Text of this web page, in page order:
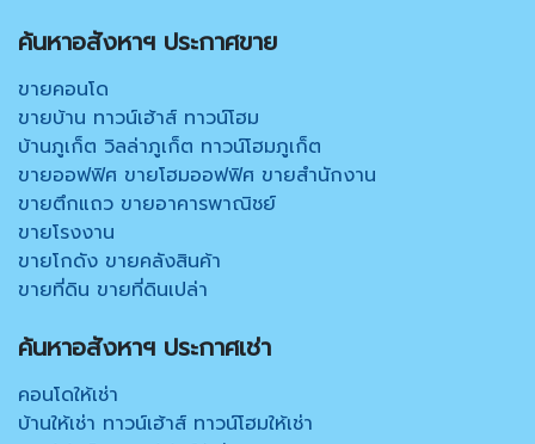
ค้นหาอสังหาฯ ประกาศขาย
ขายคอนโด
ขายบ้าน ทาวน์เฮ้าส์ ทาวน์โฮม
บ้านภูเก็ต วิลล่าภูเก็ต ทาวน์โฮมภูเก็ต
ขายออฟฟิศ ขายโฮมออฟฟิศ ขายสำนักงาน
ขายตึกแถว ขายอาคารพาณิชย์
ขายโรงงาน
ขายโกดัง ขายคลังสินค้า
ขายที่ดิน ขายที่ดินเปล่า
ค้นหาอสังหาฯ ประกาศเช่า
คอนโดให้เช่า
บ้านให้เช่า ทาวน์เฮ้าส์ ทาวน์โฮมให้เช่า